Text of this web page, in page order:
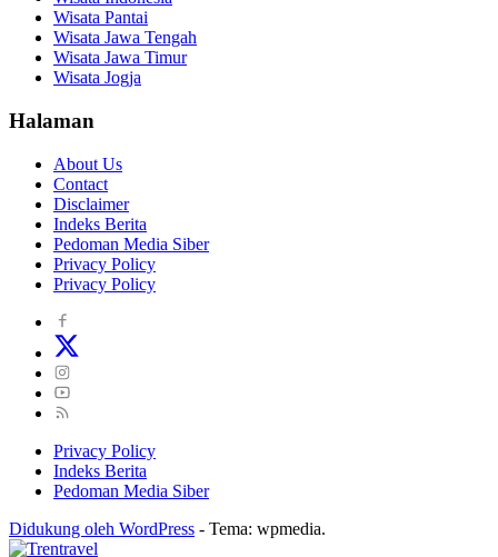
Wisata Pantai
Wisata Jawa Tengah
Wisata Jawa Timur
Wisata Jogja
Halaman
About Us
Contact
Disclaimer
Indeks Berita
Pedoman Media Siber
Privacy Policy
Privacy Policy
Privacy Policy
Indeks Berita
Pedoman Media Siber
Didukung oleh WordPress - Tema: wpmedia.